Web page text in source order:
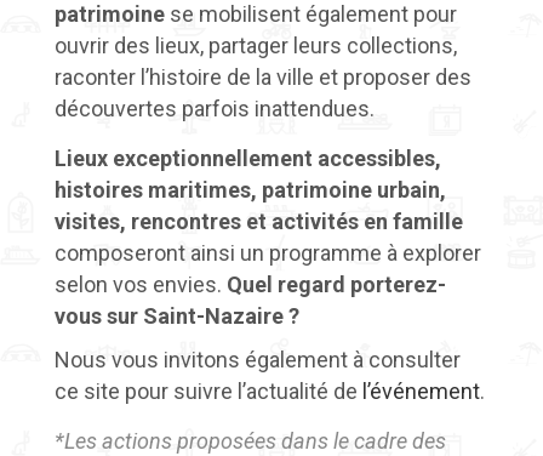
patrimoine se mobilisent également pour
ouvrir des lieux, partager leurs collections,
raconter l’histoire de la ville et proposer des
découvertes parfois inattendues.
Lieux exceptionnellement accessibles,
histoires maritimes, patrimoine urbain,
visites, rencontres et activités en famille
composeront ainsi un programme à explorer
selon vos envies. Quel regard porterez-
vous sur Saint-Nazaire ?
Nous vous invitons également à consulter
ce site pour suivre l’actualité de l’événement.
*Les actions proposées dans le cadre des